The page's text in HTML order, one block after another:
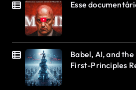
Esse
Babel, AI, and
First-Principles